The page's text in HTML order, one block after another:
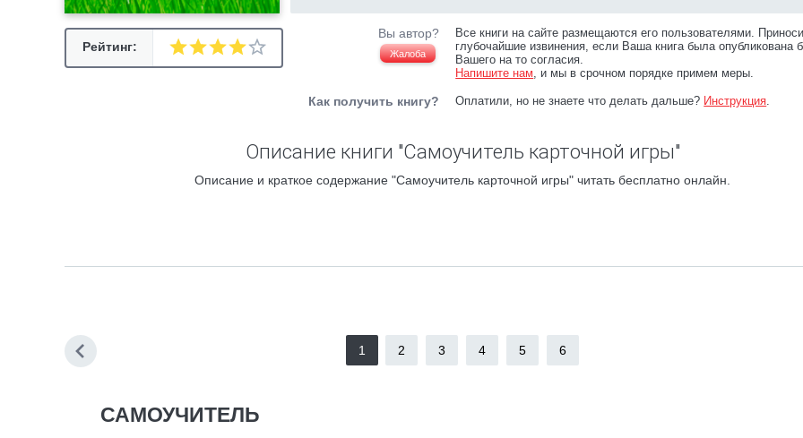
Рейтинг:
Вы автор?
Жалоба
Все книги на сайте размещаются его пользователями.
глубочайшие извинения, если Ваша книга была опубликована
Вашего на то согласия.
Напишите нам, и мы в срочном порядке примем меры.
Как получить книгу? Оплатили, но не знаете что делать дальше? Инструкция.
Описание книги "Самоучитель карточной игры"
Описание и краткое содержание "Самоучитель карточной игры" читать бесплатно онлайн.
1 2 3 4 5 6
САМОУЧИТЕЛЬ